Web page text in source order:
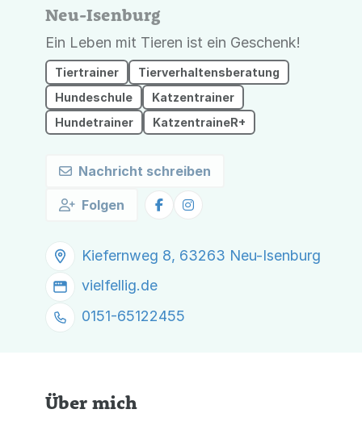
Neu-Isenburg
Ein Leben mit Tieren ist ein Geschenk!
Tiertrainer
Tierverhaltensberatung
Hundeschule
Katzentrainer
Hundetrainer
KatzentraineR+
Nachricht schreiben
Folgen
Kiefernweg 8, 63263 Neu-Isenburg
vielfellig.de
0151-65122455
Über mich